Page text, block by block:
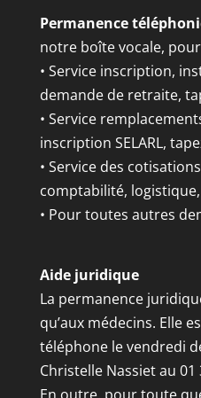
Permanence
notre boîte vocale,
• Service inscription,
demande de retraite,
• Service
inscription SELARL,
• Service des
comptabilité,
• Pour toutes autres
Aide juridique
La permanence
qu’aux médecins. Elle
téléphone le vendredi
Christelle Nassiet au 01